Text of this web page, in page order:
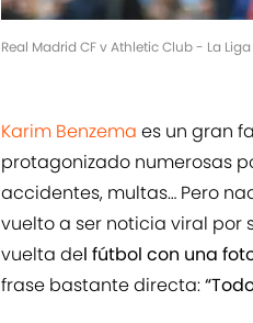
Real Madrid CF v Athletic Club - La
Karim Benzema es un gran
protagonizado numerosas
accidentes, multas… Pero
vuelto a ser noticia viral por
vuelta del fútbol con una
frase bastante directa: